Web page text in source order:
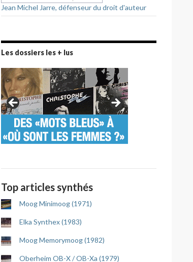
Jean Michel Jarre, défenseur du droit d'auteur
Les dossiers les + lus
Top articles synthés
Moog Minimoog (1971)
Elka Synthex (1983)
Moog Memorymoog (1982)
Oberheim OB-X / OB-Xa (1979)